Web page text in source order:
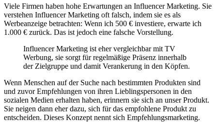
Viele Firmen haben hohe Erwartungen an Influencer Marketing. Sie
verstehen Influencer Marketing oft falsch, indem sie es als
Werbeanzeige betrachten: Wenn ich 500 € investiere, erwarte ich
1.000 € zurück. Das ist jedoch eine falsche Vorstellung.
Influencer Marketing ist eher vergleichbar mit TV
Werbung, sie sorgt für regelmäßige Präsenz innerhalb
der Zielgruppe und damit Verankerung in den Köpfen.
Wenn Menschen auf der Suche nach bestimmten Produkten sind
und zuvor Empfehlungen von ihren Lieblingspersonen in den
sozialen Medien erhalten haben, erinnern sie sich an unser Produkt.
Sie neigen dann eher dazu, sich für das empfohlene Produkt zu
entscheiden. Dieses Konzept nennt sich Empfehlungsmarketing.